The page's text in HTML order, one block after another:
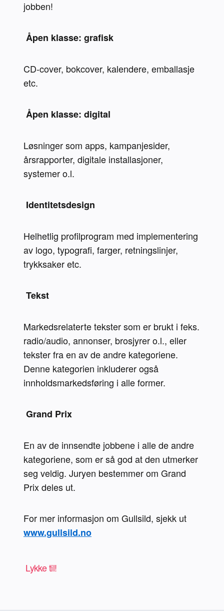
jobben!
Åpen klasse: grafisk
CD-cover, bokcover, kalendere, emballasje
etc.
Åpen klasse: digital
Løsninger som apps, kampanjesider,
årsrapporter, digitale installasjoner,
systemer o.l.
Identitetsdesign
Helhetlig profilprogram med implementering
av logo, typografi, farger, retningslinjer,
trykksaker etc.
Tekst
Markedsrelaterte tekster som er brukt i feks.
radio/audio, annonser, brosjyrer o.l., eller
tekster fra en av de andre kategoriene.
Denne kategorien inkluderer også
innholdsmarkedsføring i alle former.
Grand Prix
En av de innsendte jobbene i alle de andre
kategoriene, som er så god at den utmerker
seg veldig. Juryen bestemmer om Grand
Prix deles ut.
www.gullsild.no
Lykke til!